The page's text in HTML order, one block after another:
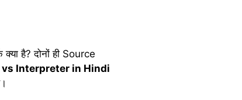
है? दोनों ही Source
Interpreter in Hindi